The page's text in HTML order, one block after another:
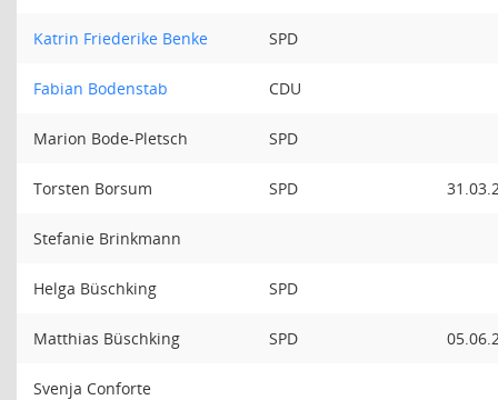
Katrin Friederike Benke SPD
Fabian Bodenstab CDU
Marion Bode-Pletsch SPD
Torsten Borsum SPD
Stefanie Brinkmann
Helga Büschking SPD
Matthias Büschking SPD
Svenja Conforte